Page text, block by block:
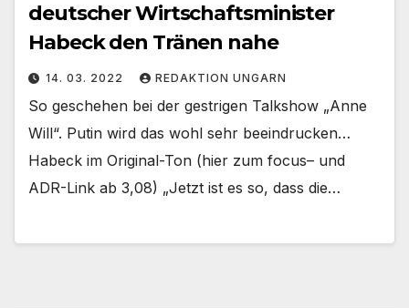
deutscher Wirtschaftsminister
Habeck den Tränen nahe
14. 03. 2022 REDAKTION UNGARN
So geschehen bei der gestrigen Talkshow „Anne
Will“. Putin wird das wohl sehr beeindrucken…
Habeck im Original-Ton (hier zum focus– und
ADR-Link ab 3,08) „Jetzt ist es so, dass die…